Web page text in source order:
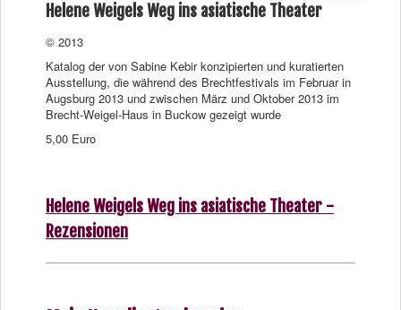
Helene Weigels Weg ins asiatische Theater
© 2013
Katalog der von Sabine Kebir konzipierten und kuratierten
Ausstellung, die während des Brechtfestivals im Februar in
Augsburg 2013 und zwischen März und Oktober 2013 im
Brecht-Weigel-Haus in Buckow gezeigt wurde
5,00 Euro
Helene Weigels Weg ins asiatische Theater -
Rezensionen